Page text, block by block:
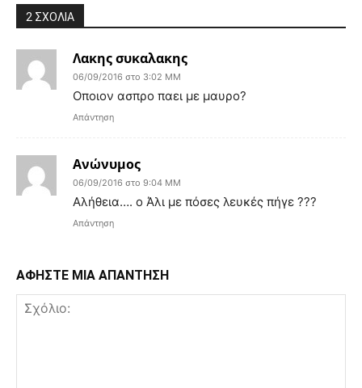
2 ΣΧΟΛΙΑ
Λακης συκαλακης
06/09/2016 στο 3:02 ΜΜ
Οποιον ασπρο παει με μαυρο?
Απάντηση
Ανώνυμος
06/09/2016 στο 9:04 ΜΜ
Αλήθεια…. ο Άλι με πόσες λευκές πήγε ???
Απάντηση
ΑΦΗΣΤΕ ΜΙΑ ΑΠΑΝΤΗΣΗ